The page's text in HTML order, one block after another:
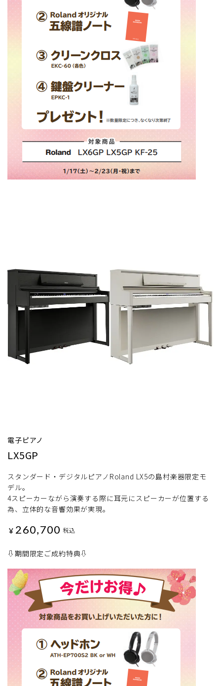
電子ピアノ
LX5GP
スタンダード・デジタルピアノRoland LX5の島村楽器限定モ
デル。
4スピーカーながら演奏する際に耳元にスピーカーが位置する
為、立体的な音響効果が実現。
¥ 260,700 税込
⇩期間限定ご成約特典⇩